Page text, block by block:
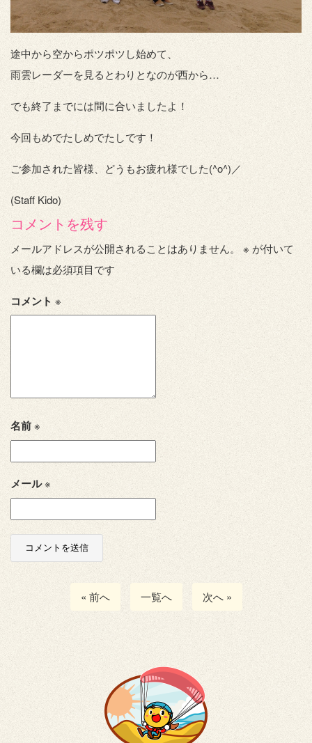
途中から空からポツポツし始めて、
雨雲レーダーを見るとわりとなのが西から…
でも終了までには間に合いましたよ！
今回もめでたしめでたしです！
ご参加された皆様、どうもお疲れ様でした(^o^)／
(Staff Kido)
コメントを残す
メールアドレスが公開されることはありません。 ※ が付いて
いる欄は必須項目です
コメント ※
名前※
メール※
« 前へ 一覧へ 次へ »